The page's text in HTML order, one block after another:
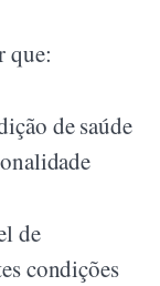
que:
de saúde
de
condições